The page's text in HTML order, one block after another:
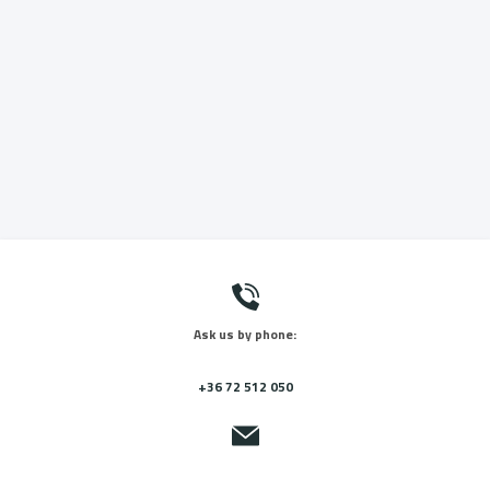
Ask us by phone:
+36 72 512 050